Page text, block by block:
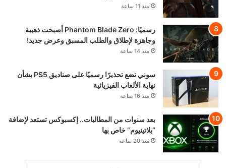
منذ 11 ساعة
رسميًا: Phantom Blade Zero أصبحت ذهبية
وجاهزة لإطلاق والطلب المسبق وعرض جديد!
منذ 14 ساعة
سوني تضع تحذيرًا رسميًا على صناديق PS5 بشأن
نهاية الألعاب الفيزيائية
منذ 16 ساعة
بعد سنوات من المطالبات.. إكسبوكس تستعد لإضافة
“بلاتينيوم” خاص بها
منذ 20 ساعة